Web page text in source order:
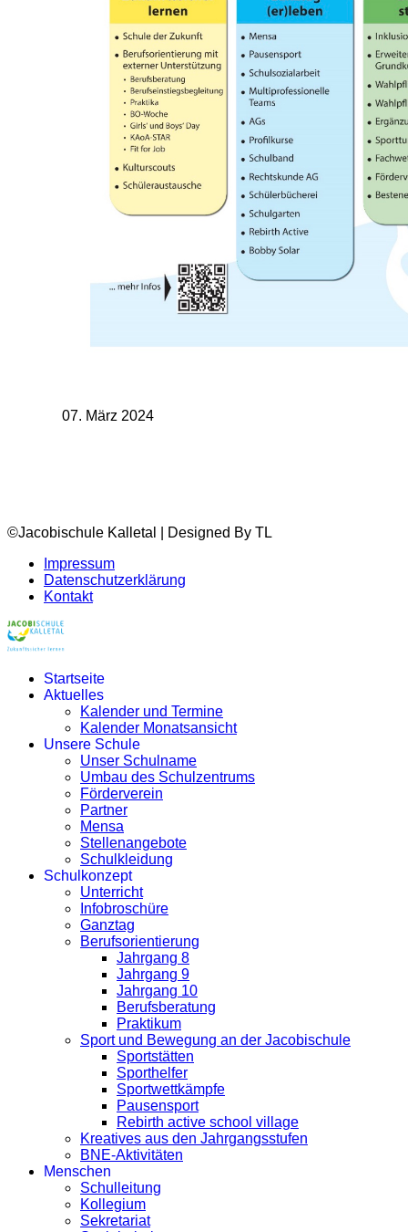
07. März 2024
©Jacobischule Kalletal | Designed By TL
Impressum
Datenschutzerklärung
Kontakt
Startseite
Aktuelles
Kalender und Termine
Kalender Monatsansicht
Unsere Schule
Unser Schulname
Umbau des Schulzentrums
Förderverein
Partner
Mensa
Stellenangebote
Schulkleidung
Schulkonzept
Unterricht
Infobroschüre
Ganztag
Berufsorientierung
Jahrgang 8
Jahrgang 9
Jahrgang 10
Berufsberatung
Praktikum
Sport und Bewegung an der Jacobischule
Sportstätten
Sporthelfer
Sportwettkämpfe
Pausensport
Rebirth active school village
Kreatives aus den Jahrgangsstufen
BNE-Aktivitäten
Menschen
Schulleitung
Kollegium
Sekretariat